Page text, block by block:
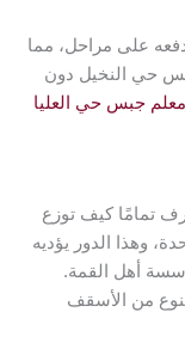
دفعه على مراحل، مما
حي النخيل دون
معلم جبس حي العليا
تمامًا كيف توزع
وهذا الدور يؤديه
أهل القمة.
من الأسقف